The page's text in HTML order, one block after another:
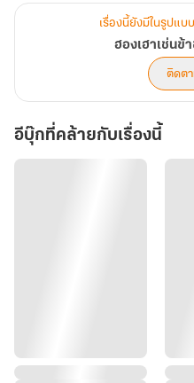
เรื่องนี้ยังมีในรูปแบ
ฮองเฮาเช่นข้
ติดต
อีบุ๊กที่คล้ายกับเรื่องนี้